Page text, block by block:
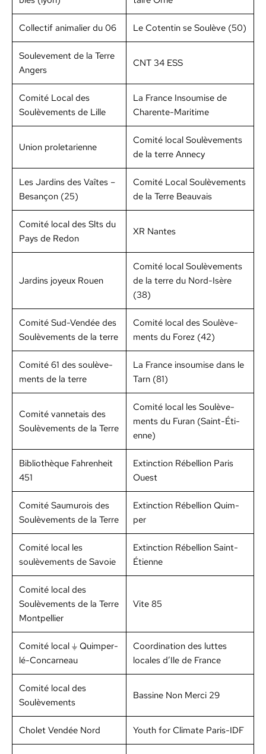
Col­lec­tif ani­malier du 06 Le Cotentin se Soulève (50)
Souleve­ment de la Terre
Angers
CNT 34 ESS
Comité Local des
Soulève­ments de Lille
La France Insoumise de
Char­ente-Mar­itime
Union pro­le­tari­enne
Comité local Soulève­ments
de la terre Annecy
Les Jardins des Vaîtes –
Besançon (25)
Comité Local Soulève­ments
de la Terre Beau­vais
Comité local des Slts du
Pays de Redon
XR Nantes
Jardins joyeux Rouen
Comité local Soulève­ments
de la terre du Nord-Isère
(38)
Comité Sud-Vendée des
Soulève­ments de la terre
Comité local des Soulève­
ments du Forez (42)
Comité 61 des soulève­
ments de la terre
La France insoumise dans le
Tarn (81)
Comité van­netais des
Soulève­ments de la Terre
Comité local les Soulève­
ments du Furan (Saint-Éti­
enne)
Bib­lio­thèque Fahren­heit
451
Extinc­tion Rébel­lion Paris
Ouest
Comité Saumurois des
Soulève­ments de la Terre
Extinc­tion Rébel­lion Quim­
per
Comité local les
soulève­ments de Savoie
Extinc­tion Rébel­lion Saint-
Éti­enne
Comité local des
Soulève­ments de la Terre
Mont­pel­li­er
Vite 85
Comité local ⏚ Quim­per­
lé-Con­car­neau
Coor­di­na­tion des luttes
locales d’Ile de France
Comité local des
Soulève­ments
Bas­sine Non Mer­ci 29
Cho­let Vendée Nord Youth for Cli­mate Paris-IDF